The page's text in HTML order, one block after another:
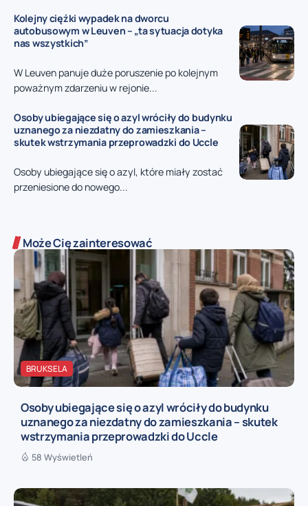
Kolejny ciężki wypadek na dworcu
autobusowym w Leuven – „ta sytuacja dotyka
nas wszystkich”
W Leuven panuje duże poruszenie po kolejnym
poważnym zdarzeniu w rejonie...
Osoby ubiegające się o azyl wróciły do budynku
uznanego za niezdatny do zamieszkania –
skutek wstrzymania przeprowadzki do Uccle
Osoby ubiegające się o azyl, które miały zostać
przeniesione do nowego...
Może Cię zainteresować
BRUKSELA
Osoby ubiegające się o azyl wróciły do budynku
uznanego za niezdatny do zamieszkania – skutek
wstrzymania przeprowadzki do Uccle
58 Wyświetleń